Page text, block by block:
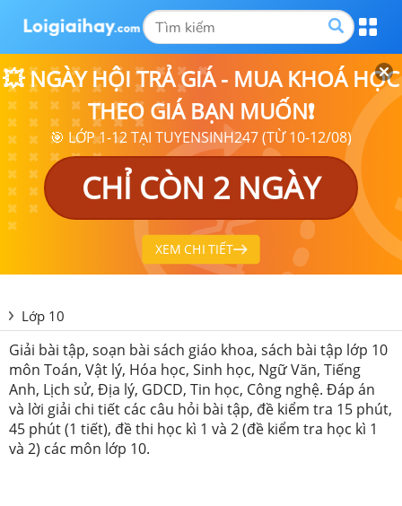
💥 NGÀY HỘI TRẢ GIÁ - MUA KHOÁ HỌC
THEO GIÁ BẠN MUỐN❗
🎯 LỚP 1-12 TẠI TUYENSINH247 (TỪ 10-12/08)
CHỈ CÒN 2 NGÀY
XEM CHI TIẾT
Lớp 10
Giải bài tập, soạn bài sách giáo khoa, sách bài tập lớp 10
môn Toán, Vật lý, Hóa học, Sinh học, Ngữ Văn, Tiếng
Anh, Lịch sử, Địa lý, GDCD, Tin học, Công nghệ. Đáp án
và lời giải chi tiết các câu hỏi bài tập, đề kiểm tra 15 phút,
45 phút (1 tiết), đề thi học kì 1 và 2 (đề kiểm tra học kì 1
và 2) các môn lớp 10.